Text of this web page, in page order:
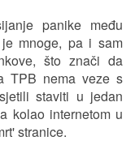
panike među
mnoge, pa i sam
što znači da
TPB nema veze s
staviti u jedan
kolao internetom u
stranice.